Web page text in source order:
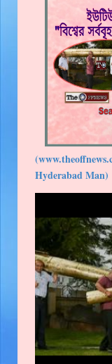
Hyderabad Man)